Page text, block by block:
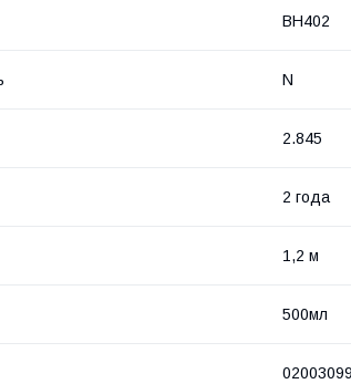
BH402
N
2.845
2 года
1,2 м
500мл